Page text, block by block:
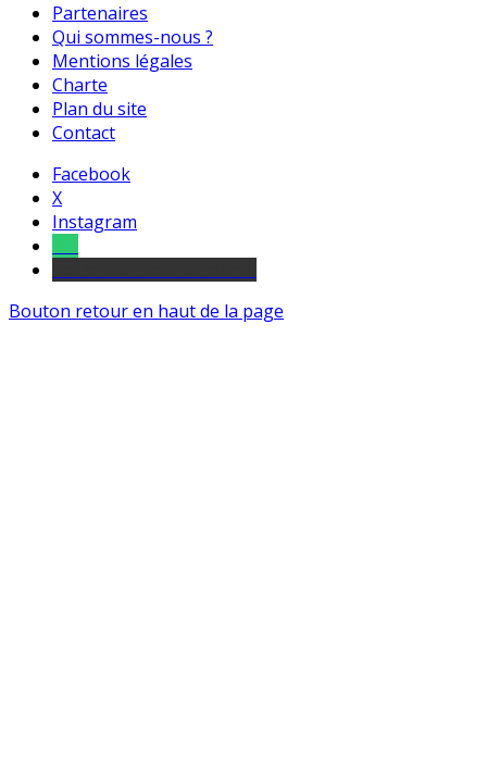
Partenaires
Qui sommes-nous ?
Mentions légales
Charte
Plan du site
Contact
Facebook
X
Instagram
Bouton retour en haut de la page